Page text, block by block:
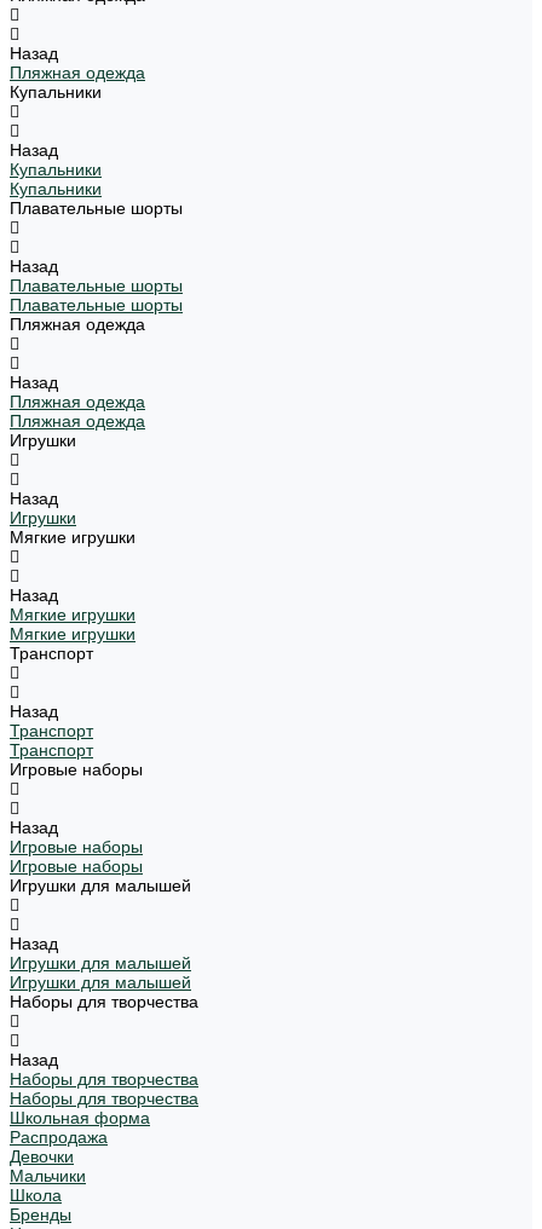
Назад
Пляжная одежда
Купальники
Назад
Купальники
Купальники
Плавательные шорты
Назад
Плавательные шорты
Плавательные шорты
Пляжная одежда
Назад
Пляжная одежда
Пляжная одежда
Игрушки
Назад
Игрушки
Мягкие игрушки
Назад
Мягкие игрушки
Мягкие игрушки
Транспорт
Назад
Транспорт
Транспорт
Игровые наборы
Назад
Игровые наборы
Игровые наборы
Игрушки для малышей
Назад
Игрушки для малышей
Игрушки для малышей
Наборы для творчества
Назад
Наборы для творчества
Наборы для творчества
Школьная форма
Распродажа
Девочки
Мальчики
Школа
Бренды